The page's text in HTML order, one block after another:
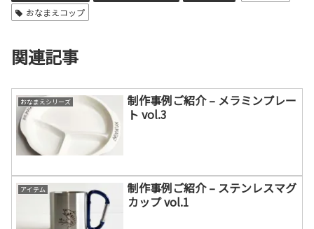
おなまえコップ
関連記事
おなまえシリーズ
制作事例ご紹介 – メラミンプレー
ト vol.3
アイテム
制作事例ご紹介 – ステンレスマグ
カップ vol.1